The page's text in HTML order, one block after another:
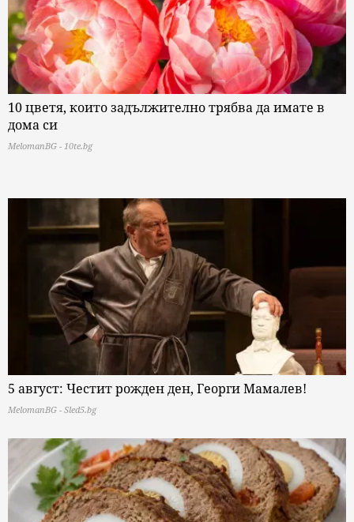
10 цветя, които задължително трябва да имате в
дома си
MelomanBG - 10te.bg
5 август: Честит рожден ден, Георги Мамалев!
MelomanBG - Sled5.bg